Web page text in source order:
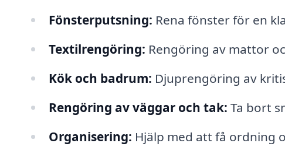
Fönsterputsning: Rena fönster för en
Textilrengöring: Rengöring av mattor
Kök och badrum: Djuprengöring av
Rengöring av väggar och tak: Ta bort
Organisering: Hjälp med att få ordning